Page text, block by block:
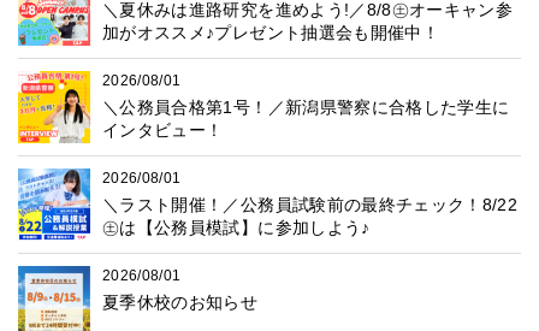
＼夏休みは進路研究を進めよう!／8/8㊏オーキャン参
加がオススメ♪プレゼント抽選会も開催中！
2026/08/01
＼公務員合格第1号！／新潟県警察に合格した学生に
インタビュー！
2026/08/01
＼ラスト開催！／公務員試験前の最終チェック！8/22
㊏は【公務員模試】に参加しよう♪
2026/08/01
夏季休校のお知らせ